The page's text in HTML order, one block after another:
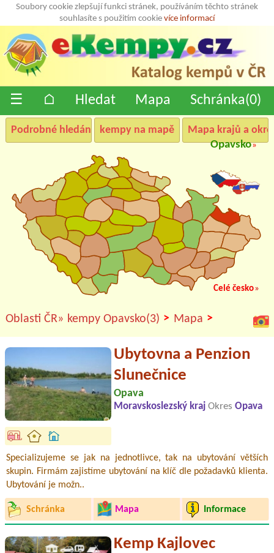
Soubory cookie zlepšují funkci stránek, používáním těchto stránek
souhlasíte s použitím cookie více informací
☰ ⌂ Hledat Mapa Schránka(0)
Podrobné hledání kempy na mapě
Mapa krajů a
Opavsko»
Celé česko»
Oblasti ČR» kempy Opavsko(3) > Mapa >
Ubytovna a Penzion
Slunečnice
Opava
Moravskoslezský kraj Okres Opava
Specializujeme se jak na jednotlivce, tak na ubytování větších
skupin. Firmám zajistíme ubytování na klíč dle požadavků klienta.
Ubytování je možn..
Schránka Mapa Informace
Kemp Kajlovec